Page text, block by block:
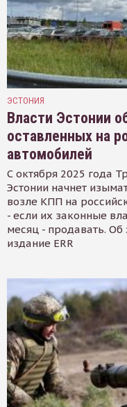
ЭСТОНИЯ
Власти Эстонии
оставленных на
автомобилей
С октября 2025 года
Эстонии начнет
возле КПП на
- если их законные
месяц - продавать. Об
издание ERR